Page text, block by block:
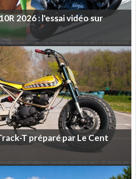
2026:l'essaividéosur
TpréparéparLeCent